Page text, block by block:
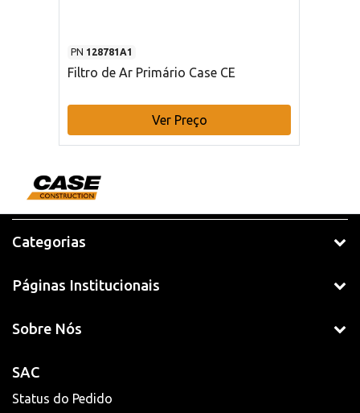
PN 128781A1
Filtro de Ar Primário Case CE
Ver Preço
Categorias
Páginas Institucionais
Sobre Nós
SAC
Status do Pedido